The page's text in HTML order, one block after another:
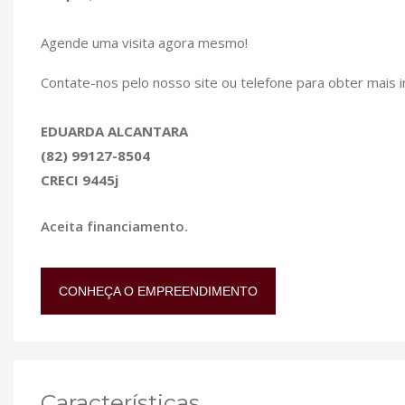
Agende uma visita agora mesmo!
Contate-nos pelo nosso site ou telefone para obter mais
EDUARDA ALCANTARA
(82) 99127-8504
CRECI 9445j
Aceita financiamento.
CONHEÇA O EMPREENDIMENTO